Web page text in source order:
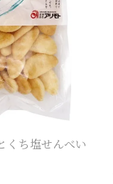
くち塩せんべい